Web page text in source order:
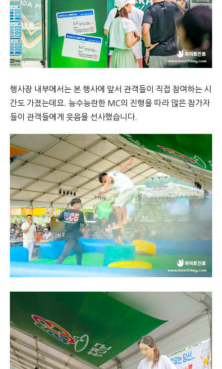
행사장 내부에서는 본 행사에 앞서 관객들이 직접 참여하는 시
간도 가졌는데요. 능수능란한 MC의 진행을 따라 많은 참가자
들이 관객들에게 웃음을 선사했습니다.